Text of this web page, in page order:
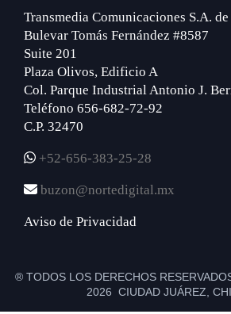
Transmedia Comunicaciones S.A. de
Bulevar Tomás Fernández #8587
Suite 201
Plaza Olivos, Edificio A
Col. Parque Industrial Antonio J.
Teléfono 656-682-72-92
C.P. 32470
+52-656-383-25-28
buzon@nortedigital.mx
Aviso de Privacidad
® TODOS LOS DERECHOS
2026 CIUDAD JUÁREZ,